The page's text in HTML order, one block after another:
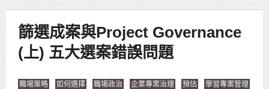
篩選成案與Project Governance
(上) 五大選案錯誤問題
職場策略 如何選擇 職場政治 企業專案治理 預估 學習專案管理